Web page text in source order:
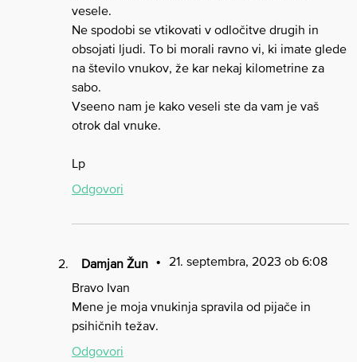
vesele.
Ne spodobi se vtikovati v odločitve drugih in
obsojati ljudi. To bi morali ravno vi, ki imate glede
na število vnukov, že kar nekaj kilometrine za
sabo.
Vseeno nam je kako veseli ste da vam je vaš
otrok dal vnuke.
Lp
Odgovori
Damjan Žun
21. septembra, 2023 ob 6:08
Bravo Ivan
Mene je moja vnukinja spravila od pijače in
psihičnih težav.
Odgovori